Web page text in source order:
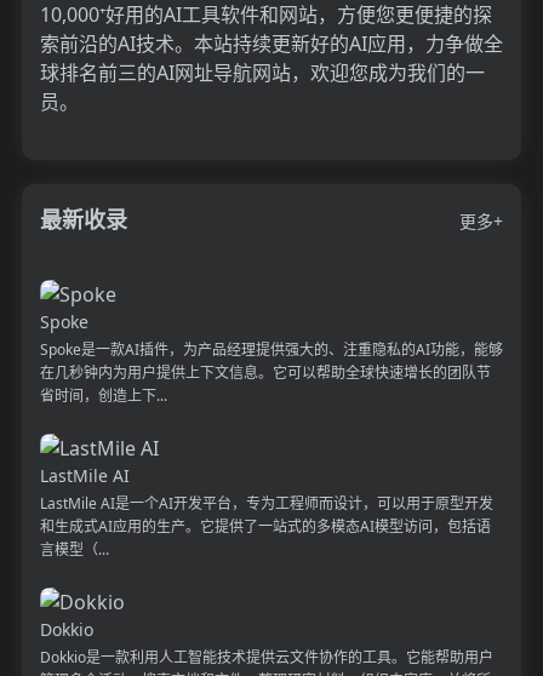
10,000⁺好用的AI工具软件和网站，方便您更便捷的探
索前沿的AI技术。本站持续更新好的AI应用，力争做全
球排名前三的AI网址导航网站，欢迎您成为我们的一
员。
最新收录 更多+
Spoke
Spoke是一款AI插件，为产品经理提供强大的、注重隐私的AI功能，能够
在几秒钟内为用户提供上下文信息。它可以帮助全球快速增长的团队节
省时间，创造上下...
LastMile AI
LastMile AI是一个AI开发平台，专为工程师而设计，可以用于原型开发
和生成式AI应用的生产。它提供了一站式的多模态AI模型访问，包括语
言模型（...
Dokkio
Dokkio是一款利用人工智能技术提供云文件协作的工具。它能帮助用户